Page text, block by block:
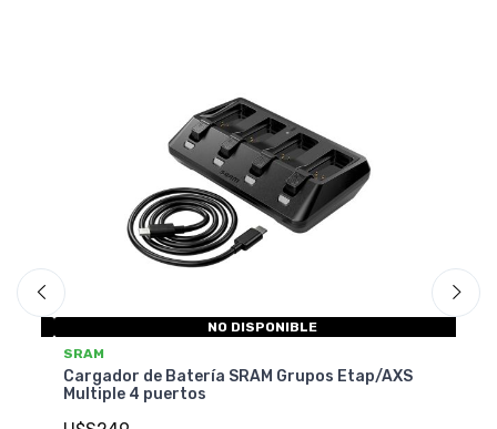
NO DISPONIBLE
SRAM
Cargador de Batería SRAM Grupos Etap/AXS
Multiple 4 puertos